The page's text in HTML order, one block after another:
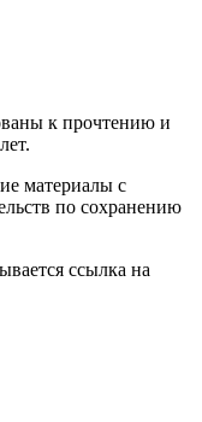
к прочтению и
материалы с
по сохранению
ссылка на